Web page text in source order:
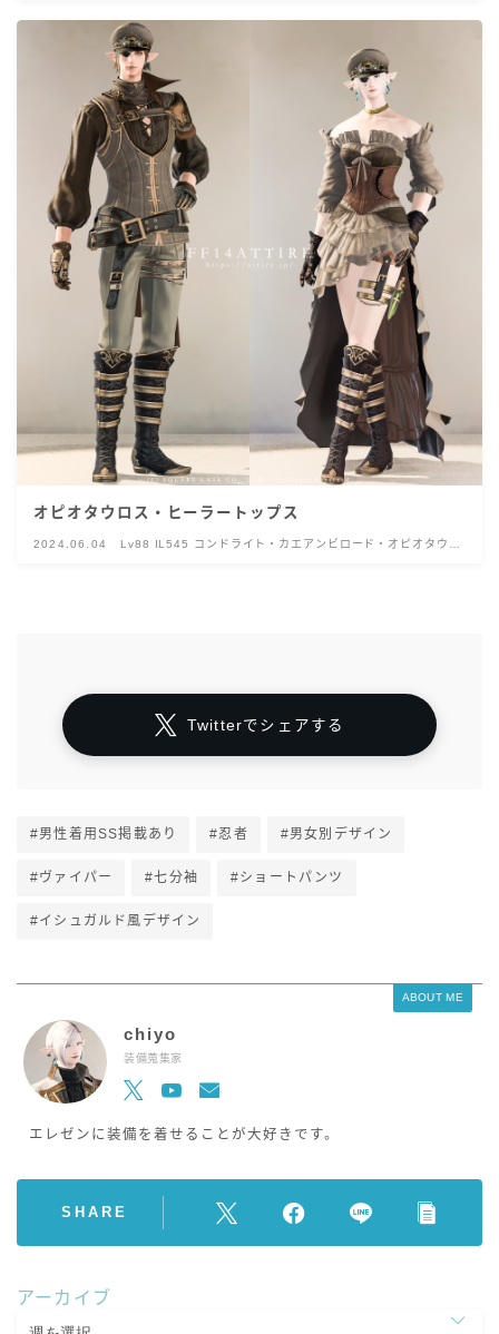
オピオタウロス・ヒーラートップス
2024.06.04
Lv88 IL545 コンドライト・カエアンビロード・オピオタウル
Twitterでシェアする
#男性着用SS掲載あり #忍者 #男女別デザイン
#ヴァイパー #七分袖 #ショートパンツ
#イシュガルド風デザイン
ABOUT ME
chiyo
装備蒐集家
エレゼンに装備を着せることが大好きです。
SHARE
アーカイブ